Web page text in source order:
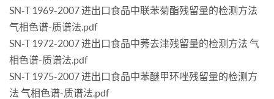
SN-T 1969-2007 进出口食品中联苯菊酯残留量的检测方法
气相色谱-质谱法.pdf
SN-T 1972-2007 进出口食品中莠去津残留量的检测方法 气
相色谱-质谱法.pdf
SN-T 1975-2007 进出口食品中苯醚甲环唑残留量的检测方
法 气相色谱-质谱法.pdf